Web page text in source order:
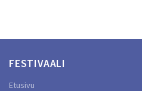
FESTIVAALI
Etusivu